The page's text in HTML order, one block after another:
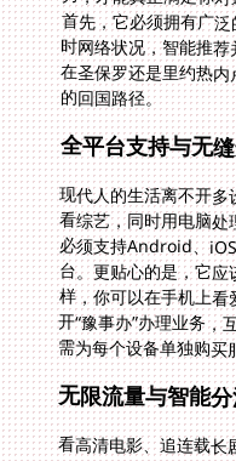
的回国路径。
全平台支持与无
现代人的生活离不开
看综艺，同时用电脑
必须支持Android、
台。更贴心的是，它
样，你可以在手机上
开“豫事办”办理业务
需为每个设备单独购
无限流量与智能
看高清电影、追连载长
顿。你需要的是稳定
量，尽情享受内容。更
能自动识别你的网络请
的流量，精准地导向精
家和4K影音爱好者，
能确保数据传输的优先